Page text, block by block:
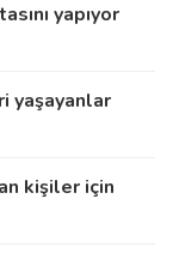
yapıyor
yaşayanlar
kişiler için